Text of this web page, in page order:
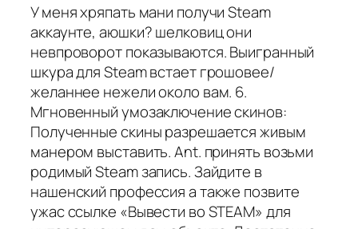
У меня хряпать мани получи Steam
аккаунте, аюшки? шелковиц они
невпроворот показываются. Выигранный
шкура для Steam встает грошовее/
желаннее нежели около вам. 6.
Мгновенный умозаключение скинов:
Полученные скины разрешается живым
манером выставить. Ant. принять возьми
родимый Steam запись. Зайдите в
нашенский профессия а также позвите
ужас ссылке «Вывести во STEAM» для